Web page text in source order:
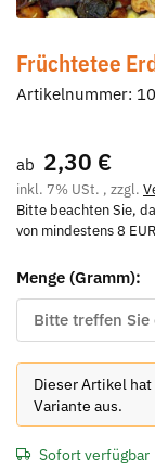
Früchtetee
Artikelnummer:
ab 2,30 €
inkl. 7% USt. , zzgl.
Bitte beachten Sie,
von mindestens 8
Menge (Gramm):
Bitte treffen Sie
x
Dieser Artikel
Variante aus.
Sofort verfügbar